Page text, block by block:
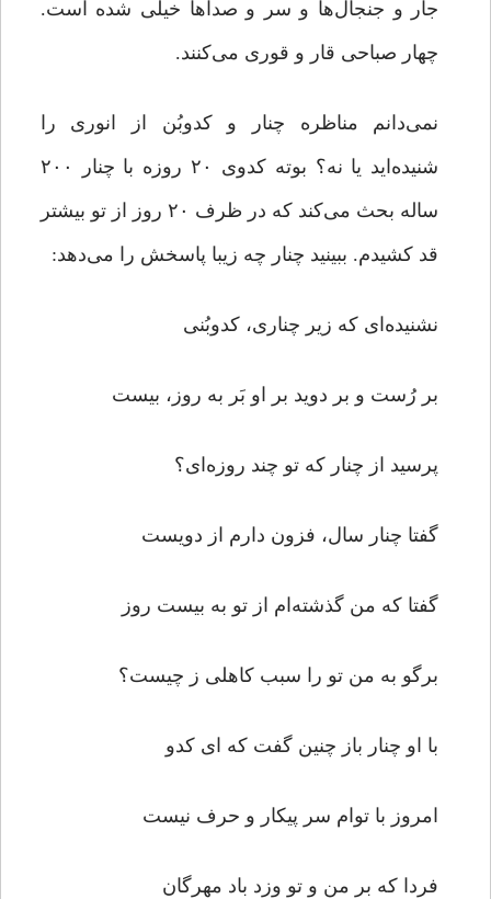
جار و جنجال‌ها و سر و صداها خیلی شده است.
چهار صباحی قار و قوری می‌کنند.
نمی‌دانم مناظره چنار و کدوبُن از انوری را
شنیده‌اید یا نه؟ بوته کدوی ۲۰ روزه با چنار ۲۰۰
ساله بحث می‌کند که در ظرف ۲۰ روز از تو بیشتر
قد کشیدم. ببینید چنار چه زیبا پاسخش را می‌دهد:
نشنیده‌ای که زیر چناری، کدوبُنی
بر رُست و بر دوید بر او بَر به روز، بیست
پرسید از چنار که تو چند روزه‌ای؟
گفتا چنار سال، فزون دارم از دویست
گفتا که من گذشته‌ام از تو به بیست روز
برگو به من تو را سبب کاهلی ز چیست؟
با او چنار باز چنین گفت که ای کدو
امروز با توام سر پیکار و حرف نیست
فردا که بر من و تو وزد باد مهرگان